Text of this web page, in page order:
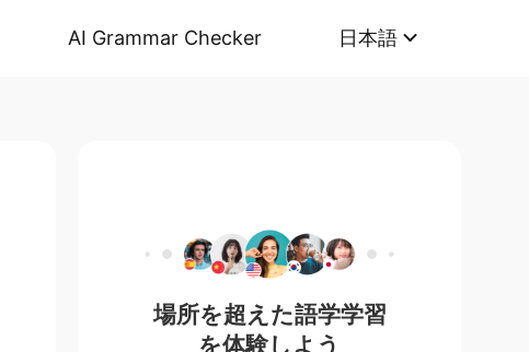
AI Grammar Checker 日本語
場所を超えた語学学習
を体験しよう